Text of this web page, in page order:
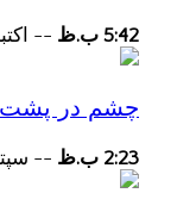
5:42 ب.ظ -- اکتبر 3,
چشم در
2:23 ب.ظ --